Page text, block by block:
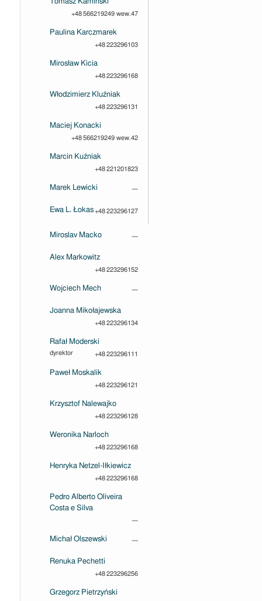
+48 566219249 wew.47
Paulina Karczmarek
+48 223296103
Mirosław Kicia
+48 223296168
Włodzimierz Kluźniak
+48 223296131
Maciej Konacki
+48 566219249 wew.42
Marcin Kuźniak
+48 221201823
Marek Lewicki —
Ewa L. Łokas+48 223296127
Miroslav Macko —
Alex Markowitz
+48 223296152
Wojciech Mech —
Joanna Mikołajewska
+48 223296134
Rafał Moderski
+48 223296111
dyrektor
Paweł Moskalik
+48 223296121
Krzysztof Nalewajko
+48 223296128
Weronika Narloch
+48 223296168
Henryka Netzel-Iłkiewicz
+48 223296168
Pedro Alberto Oliveira
Costa e Silva
—
Michał Olszewski —
Renuka Pechetti
+48 223296256
Grzegorz Pietrzyński